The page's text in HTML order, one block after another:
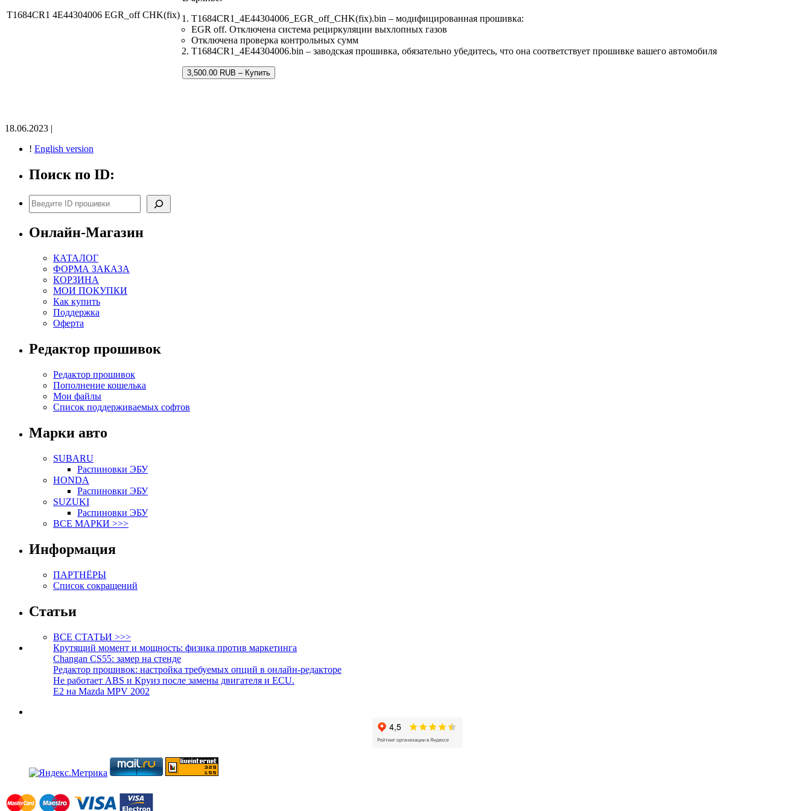
T1684CR1 4E44304006 EGR_off CHK(fix)
T1684CR1_4E44304006_EGR_off_CHK(fix).bin – модифицированная прошивка:
EGR off. Отключена система рециркуляции выхлопных газов
Отключена проверка контрольных сумм
T1684CR1_4E44304006.bin – заводская прошивка, обязательно убедитесь, что она соответствует прошивке вашего автомобиля
3,500.00 RUB – Купить
18.06.2023 |
! English version
Поиск по ID:
Поиск
Онлайн-Магазин
КАТАЛОГ
ФОРМА ЗАКАЗА
КОРЗИНА
МОИ ПОКУПКИ
Как купить
Поддержка
Оферта
Редактор прошивок
Редактор прошивок
Пополнение кошелька
Мои файлы
Список поддерживаемых софтов
Марки авто
SUBARU
Распиновки ЭБУ
HONDA
Распиновки ЭБУ
SUZUKI
Распиновки ЭБУ
ВСЕ МАРКИ >>>
Информация
ПАРТНЁРЫ
Список сокращений
Статьи
ВСЕ СТАТЬИ >>>
Крутящий момент и мощность: физика против маркетинга
Changan CS55: замер на стенде
Редактор прошивок: настройка требуемых опций в онлайн-редакторе
Не работает ABS и Круиз после замены двигателя и ECU.
E2 на Mazda MPV 2002